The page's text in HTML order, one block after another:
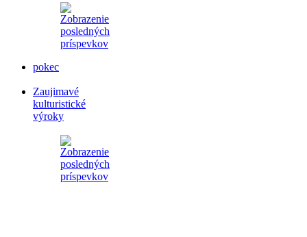
pokec
Zaujimavé
kulturistické
výroky